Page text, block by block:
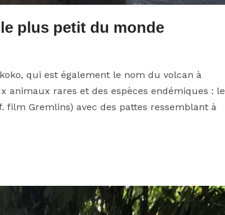
plus petit du monde
qui est également le nom du volcan à
rares et des espèces endémiques : le
Gremlins) avec des pattes ressemblant à